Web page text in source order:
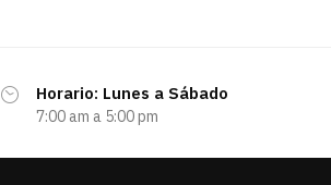
Horario: Lunes a Sábado
7:00 am a 5:00 pm